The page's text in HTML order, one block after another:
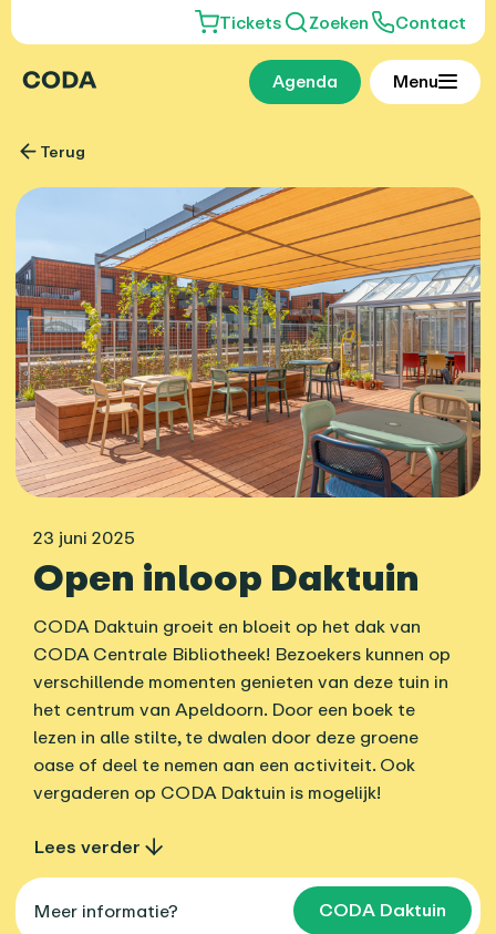
Tickets Zoeken Contact
Agenda Menu
Terug
23 juni 2025
Open inloop Daktuin
CODA Daktuin groeit en bloeit op het dak van
CODA Centrale Bibliotheek! Bezoekers kunnen op
verschillende momenten genieten van deze tuin in
het centrum van Apeldoorn. Door een boek te
lezen in alle stilte, te dwalen door deze groene
oase of deel te nemen aan een activiteit. Ook
vergaderen op CODA Daktuin is mogelijk!
Lees verder
Meer informatie? CODA Daktuin